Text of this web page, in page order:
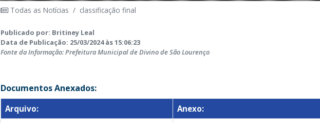
Todas as Notícias / classificação final
Publicado por: Britiney Leal
Data de Publicação: 25/03/2024 às 15:06:23
Fonte da Informação: Prefeitura Municipal de Divino de São Lourenço
Documentos Anexados:
Arquivo:
Anexo: